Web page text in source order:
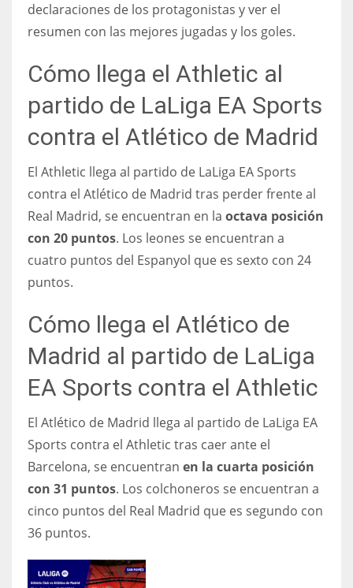
declaraciones de los protagonistas y ver el
resumen con las mejores jugadas y los goles.
Cómo llega el Athletic al
partido de LaLiga EA Sports
contra el Atlético de Madrid
El Athletic llega al partido de LaLiga EA Sports
contra el Atlético de Madrid tras perder frente al
Real Madrid, se encuentran en la octava posición
con 20 puntos. Los leones se encuentran a
cuatro puntos del Espanyol que es sexto con 24
puntos.
Cómo llega el Atlético de
Madrid al partido de LaLiga
EA Sports contra el Athletic
El Atlético de Madrid llega al partido de LaLiga EA
Sports contra el Athletic tras caer ante el
Barcelona, se encuentran en la cuarta posición
con 31 puntos. Los colchoneros se encuentran a
cinco puntos del Real Madrid que es segundo con
36 puntos.